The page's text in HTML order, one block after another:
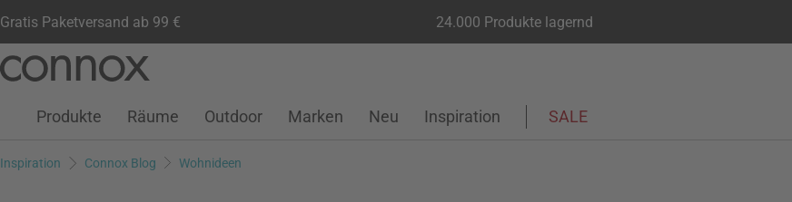
Gratis Paketversand ab 99 € 24.000 Produkte lagernd
Seiteninhalt
Suchfeld
Kundenkonto
Wunschliste
Warenkorb
Produkte Räume Outdoor Marken Neu Inspiration SALE
Inspiration Connox Blog Wohnideen